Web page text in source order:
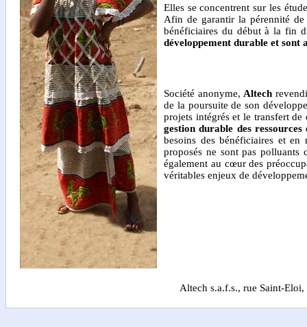
Elles se concentrent sur les
Afin de garantir la pérennité
bénéficiaires du début à la fin
développement durable et sont
Société anonyme, Altech
de la poursuite de son
projets intégrés et le transfert
gestion durable des
besoins des bénéficiaires et en
proposés ne sont pas polluants
également au cœur des
véritables enjeux de
Altech s.a.f.s., rue Saint-